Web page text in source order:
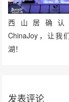
西山居确认
ChinaJoy，让我
湖！
发表评论